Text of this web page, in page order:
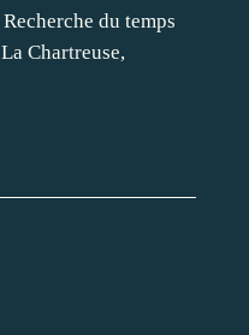
du temps
Chartreuse,